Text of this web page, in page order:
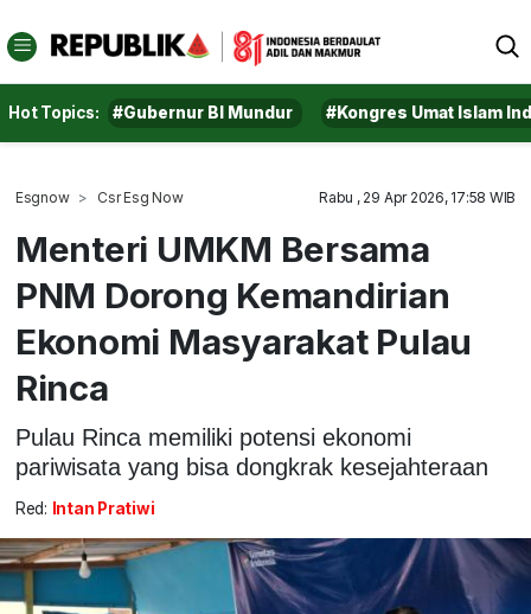
Hot Topics: #Gubernur BI Mundur #Kongres Umat Islam
Esgnow Csr Esg Now Rabu , 29 Apr 2026, 17:58 WIB
Menteri UMKM Bersama
PNM Dorong Kemandirian
Ekonomi Masyarakat Pulau
Rinca
Pulau Rinca memiliki potensi ekonomi
pariwisata yang bisa dongkrak kesejahteraan
Red: Intan Pratiwi